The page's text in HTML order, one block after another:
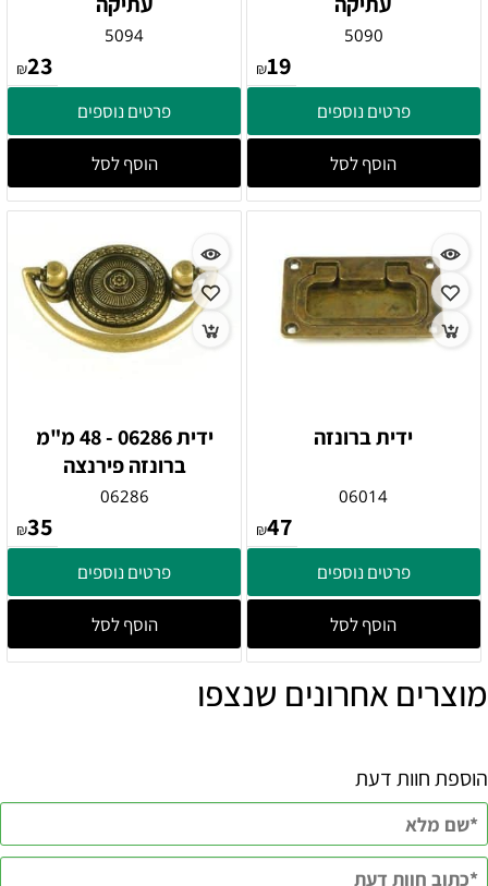
5090
₪19
פרטים נוספים
הוסף לסל
5094
₪23
פרטים נוספים
הוסף לסל
ידית ברונזה
06014
₪47
פרטים נוספים
הוסף לסל
ידית 06286 - 48 מ"מ
ברונזה פירנצה
06286
₪35
פרטים נוספים
הוסף לסל
מוצרים אחרונים שנצפו
הוספת חוות דעת